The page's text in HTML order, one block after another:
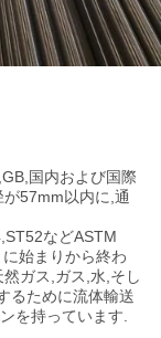
国内および国際
57mm以内に,通
などASTM
始まりから終わ
ガス,ガス,水,そし
るために流体輸送
を持っています.